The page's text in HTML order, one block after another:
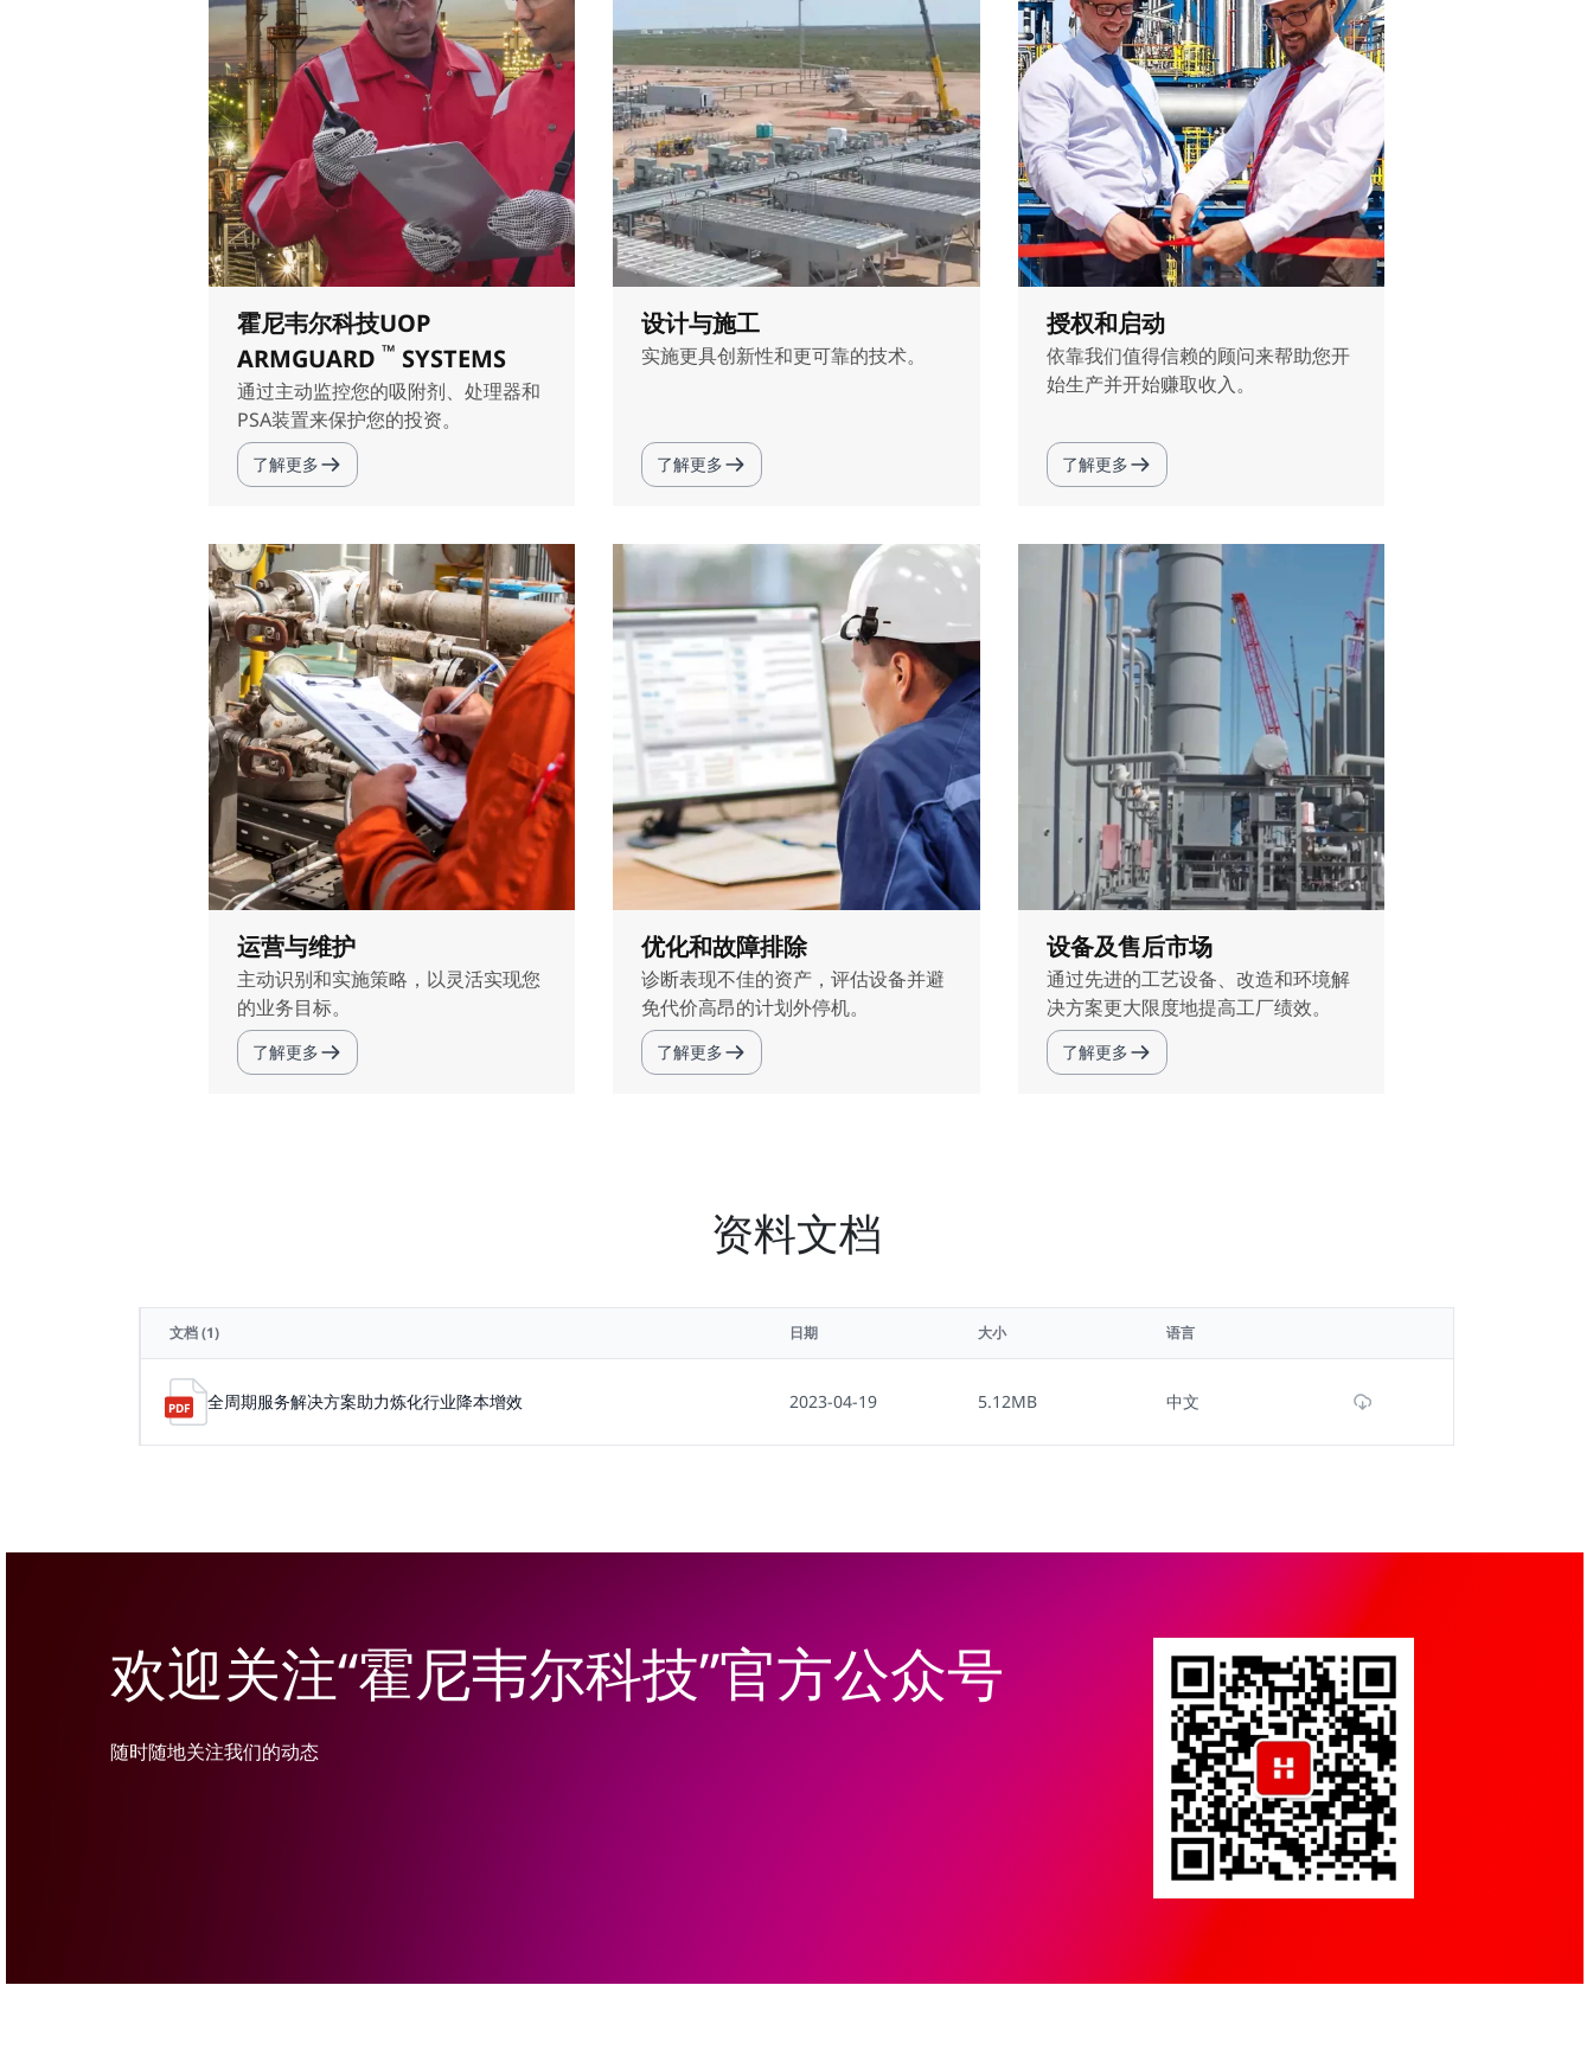
霍尼韦尔科技UOP
ARMGUARD ™ SYSTEMS
通过主动监控您的吸附剂、处理器和
PSA装置来保护您的投资。
了解更多
设计与施工
实施更具创新性和更可靠的技术。
了解更多
授权和启动
依靠我们值得信赖的顾问来帮助您开
始生产并开始赚取收入。
了解更多
运营与维护
主动识别和实施策略，以灵活实现您
的业务目标。
了解更多
优化和故障排除
诊断表现不佳的资产，评估设备并避
免代价高昂的计划外停机。
了解更多
设备及售后市场
通过先进的工艺设备、改造和环境解
决方案更大限度地提高工厂绩效。
了解更多
资料文档
文档(1) 日期 大小 语言
全周期服务解决方案助力炼化行业降本增效 2023-04-19 5.12MB 中文
欢迎关注“霍尼韦尔科技”官方公众号
随时随地关注我们的动态